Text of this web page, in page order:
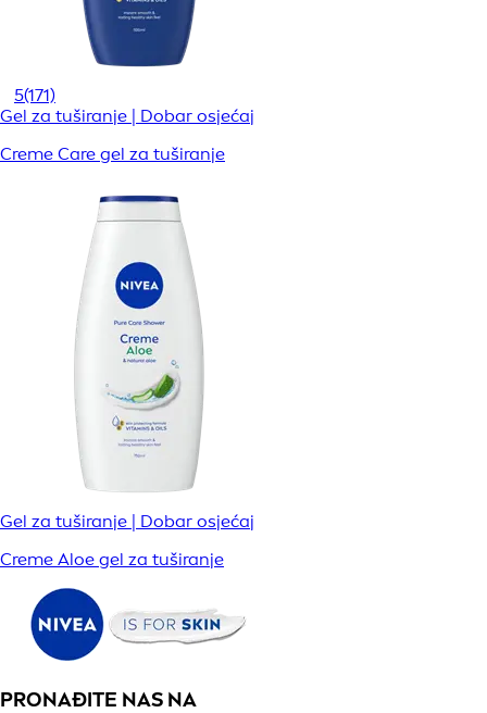
5(171)
Gel za tuširanje | Dobar osjećaj
Creme Care gel za tuširanje
Gel za tuširanje | Dobar osjećaj
Creme Aloe gel za tuširanje
PRONAĐITE NAS NA